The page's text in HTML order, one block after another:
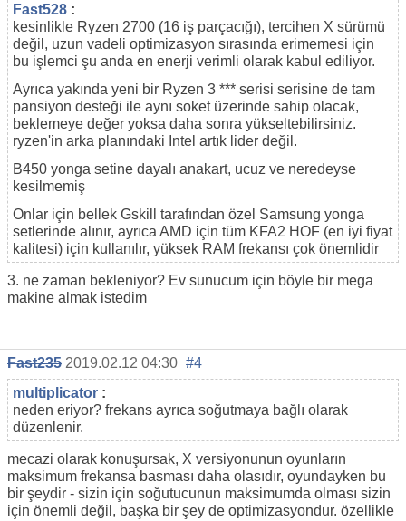
Fast528 :
kesinlikle Ryzen 2700 (16 iş parçacığı), tercihen X sürümü
değil, uzun vadeli optimizasyon sırasında erimemesi için
bu işlemci şu anda en enerji verimli olarak kabul ediliyor.
Ayrıca yakında yeni bir Ryzen 3 *** serisi serisine de tam
pansiyon desteği ile aynı soket üzerinde sahip olacak,
beklemeye değer yoksa daha sonra yükseltebilirsiniz.
ryzen'in arka planındaki Intel artık lider değil.
B450 yonga setine dayalı anakart, ucuz ve neredeyse
kesilmemiş
Onlar için bellek Gskill tarafından özel Samsung yonga
setlerinde alınır, ayrıca AMD için tüm KFA2 HOF (en iyi fiyat
kalitesi) için kullanılır, yüksek RAM frekansı çok önemlidir
3. ne zaman bekleniyor? Ev sunucum için böyle bir mega
makine almak istedim
Fast235 2019.02.12 04:30 #4
multiplicator :
neden eriyor? frekans ayrıca soğutmaya bağlı olarak
düzenlenir.
mecazi olarak konuşursak, X versiyonunun oyunların
maksimum frekansa basması daha olasıdır, oyundayken bu
bir şeydir - sizin için soğutucunun maksimumda olması sizin
için önemli değil, başka bir şey de optimizasyondur. özellikle